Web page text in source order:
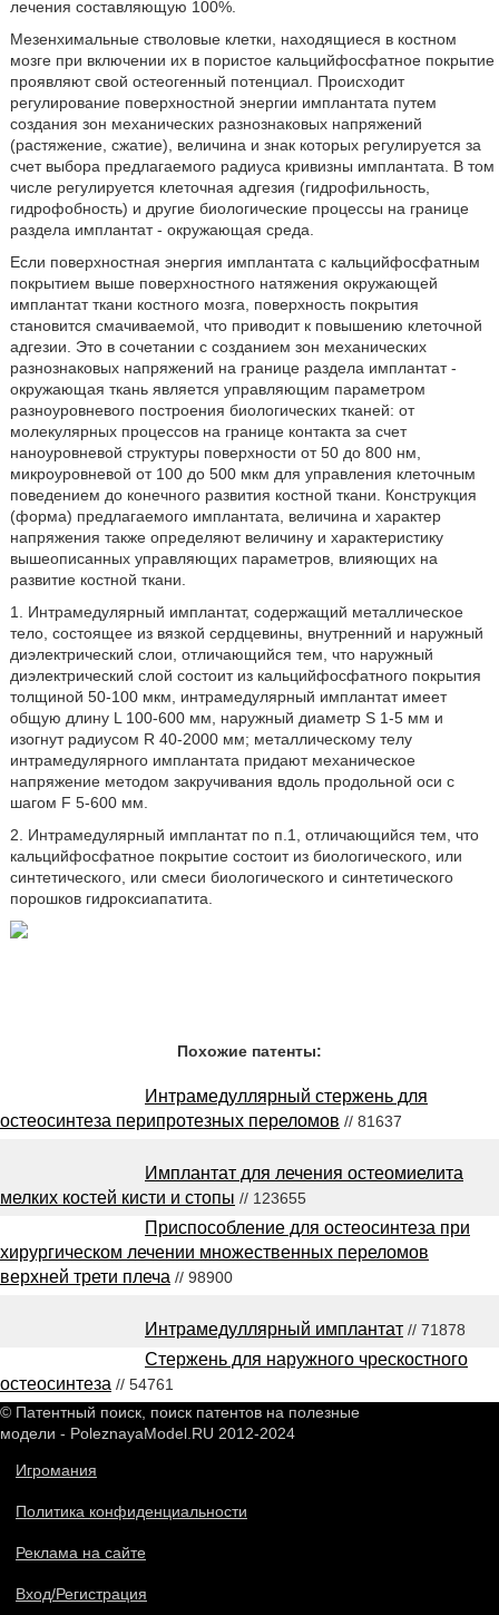
лечения составляющую 100%.
Мезенхимальные стволовые клетки, находящиеся в костном
мозге при включении их в пористое кальцийфосфатное покрытие
проявляют свой остеогенный потенциал. Происходит
регулирование поверхностной энергии имплантата путем
создания зон механических разнознаковых напряжений
(растяжение, сжатие), величина и знак которых регулируется за
счет выбора предлагаемого радиуса кривизны имплантата. В том
числе регулируется клеточная адгезия (гидрофильность,
гидрофобность) и другие биологические процессы на границе
раздела имплантат - окружающая среда.
Если поверхностная энергия имплантата с кальцийфосфатным
покрытием выше поверхностного натяжения окружающей
имплантат ткани костного мозга, поверхность покрытия
становится смачиваемой, что приводит к повышению клеточной
адгезии. Это в сочетании с созданием зон механических
разнознаковых напряжений на границе раздела имплантат -
окружающая ткань является управляющим параметром
разноуровневого построения биологических тканей: от
молекулярных процессов на границе контакта за счет
наноуровневой структуры поверхности от 50 до 800 нм,
микроуровневой от 100 до 500 мкм для управления клеточным
поведением до конечного развития костной ткани. Конструкция
(форма) предлагаемого имплантата, величина и характер
напряжения также определяют величину и характеристику
вышеописанных управляющих параметров, влияющих на
развитие костной ткани.
1. Интрамедулярный имплантат, содержащий металлическое
тело, состоящее из вязкой сердцевины, внутренний и наружный
диэлектрический слои, отличающийся тем, что наружный
диэлектрический слой состоит из кальцийфосфатного покрытия
толщиной 50-100 мкм, интрамедулярный имплантат имеет
общую длину L 100-600 мм, наружный диаметр S 1-5 мм и
изогнут радиусом R 40-2000 мм; металлическому телу
интрамедулярного имплантата придают механическое
напряжение методом закручивания вдоль продольной оси с
шагом F 5-600 мм.
2. Интрамедулярный имплантат по п.1, отличающийся тем, что
кальцийфосфатное покрытие состоит из биологического, или
синтетического, или смеси биологического и синтетического
порошков гидроксиапатита.
Похожие патенты:
Интрамедуллярный стержень для
остеосинтеза перипротезных переломов // 81637
Имплантат для лечения остеомиелита
мелких костей кисти и стопы // 123655
Приспособление для остеосинтеза при
хирургическом лечении множественных переломов
верхней трети плеча // 98900
Интрамедуллярный имплантат // 71878
Стержень для наружного чрескостного
остеосинтеза // 54761
© Патентный поиск, поиск патентов на полезные
модели - PoleznayaModel.RU 2012-2024
Игромания
Политика конфиденциальности
Реклама на сайте
Вход/Регистрация